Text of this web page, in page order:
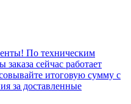
По техническим
сейчас работает
итоговую сумму с
за доставленные